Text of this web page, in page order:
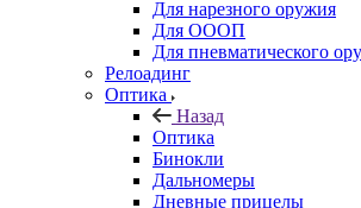
Для нарезного оружия
Для ОООП
Для пневматического
Релоадинг
Оптика
Назад
Оптика
Бинокли
Дальномеры
Дневные прицелы